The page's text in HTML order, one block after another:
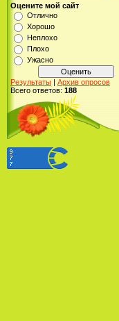
Оцените мой сайт
Отлично
Хорошо
Неплохо
Плохо
Ужасно
Результаты | Архив опросов
Всего ответов: 188